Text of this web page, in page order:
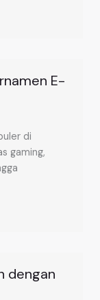
E-
di
gaming,
dengan